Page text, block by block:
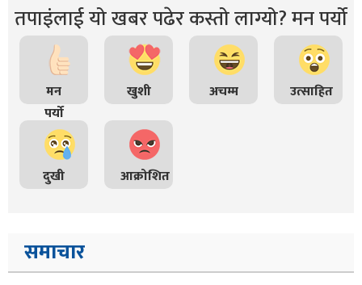
तपाइंलाई यो खबर पढेर कस्तो लाग्यो? मन पर्यो
मन
पर्यो
खुशी अचम्म उत्साहित
दुखी आक्रोशित
समाचार